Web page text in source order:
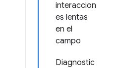
interaccion
es lentas
en el
campo
Diagnostic